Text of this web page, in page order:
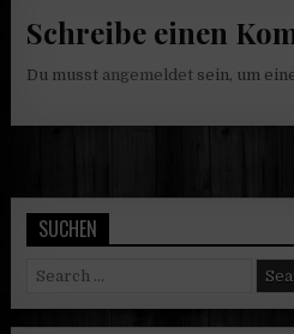
Schreibe einen
Du musst angemeldet sein, um
SUCHEN
Search